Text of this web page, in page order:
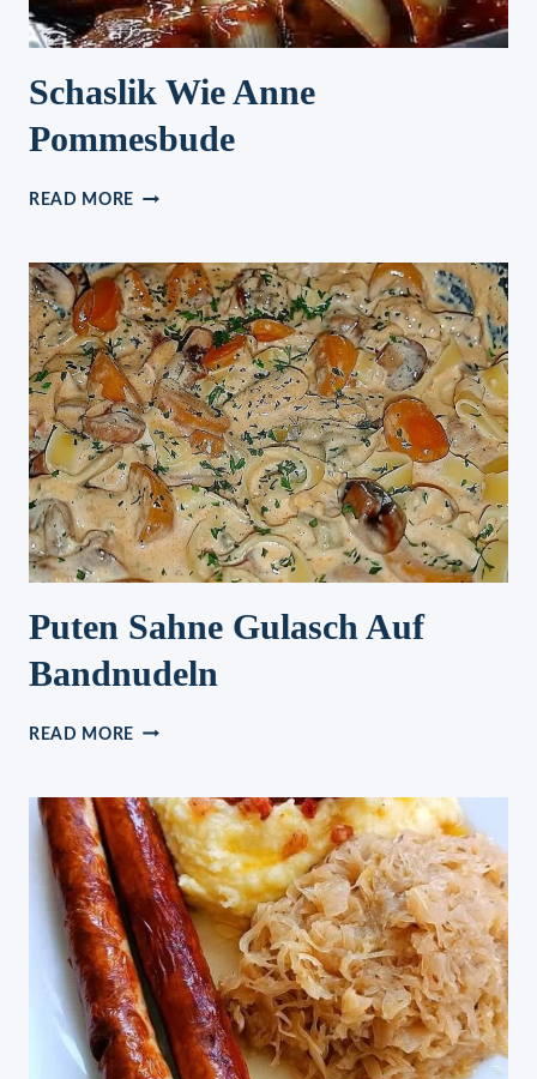
Schaslik Wie Anne
Pommesbude
READ MORE SCHASLIK
POMMESBUDE
Puten Sahne Gulasch Auf
Bandnudeln
READ MORE PUTEN
AUF
BANDNUDELN